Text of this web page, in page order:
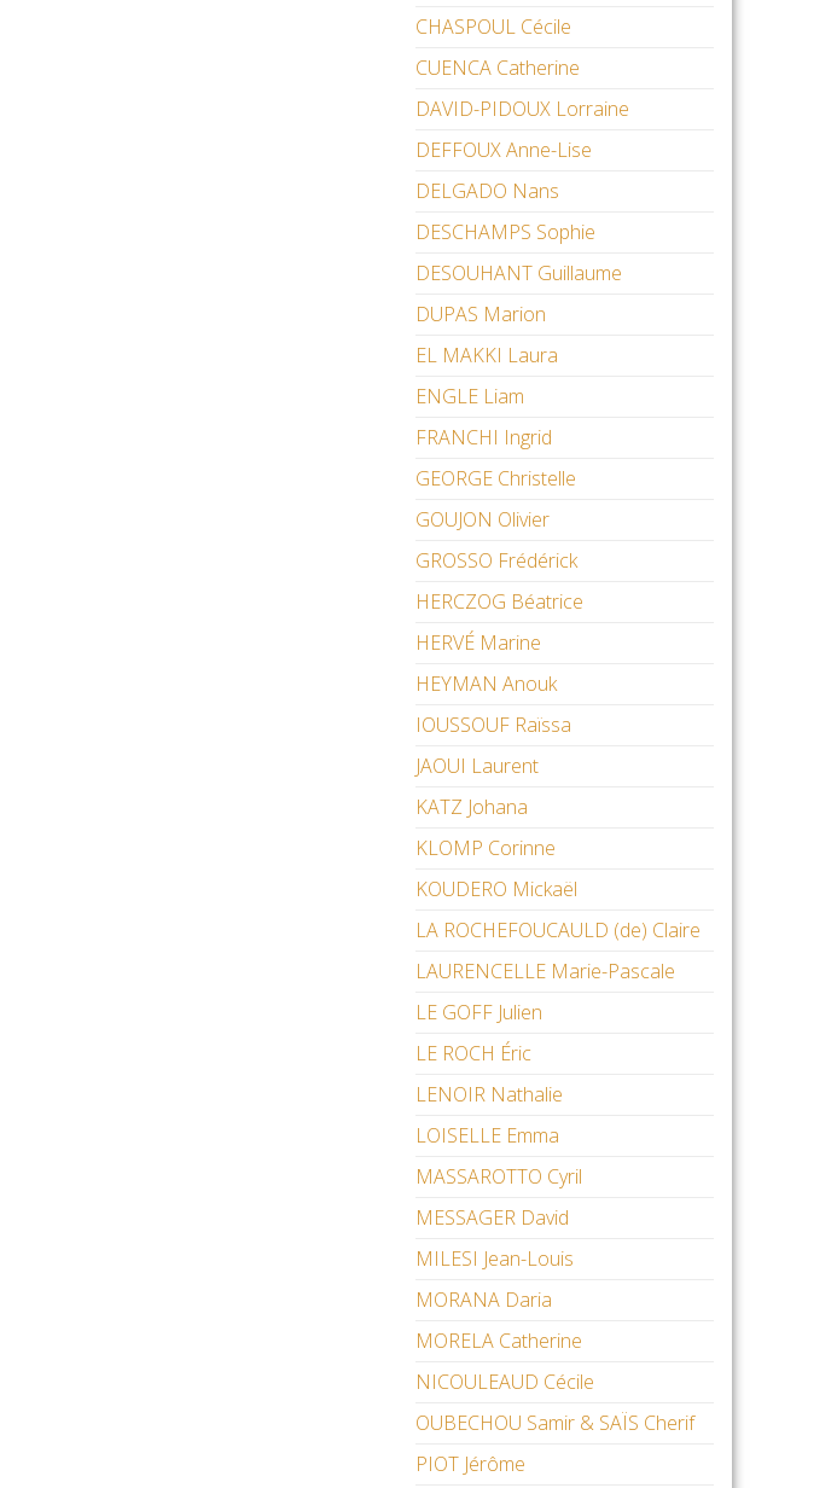
CHASPOUL Cécile
CUENCA Catherine
DAVID-PIDOUX Lorraine
DEFFOUX Anne-Lise
DELGADO Nans
DESCHAMPS Sophie
DESOUHANT Guillaume
DUPAS Marion
EL MAKKI Laura
ENGLE Liam
FRANCHI Ingrid
GEORGE Christelle
GOUJON Olivier
GROSSO Frédérick
HERCZOG Béatrice
HERVÉ Marine
HEYMAN Anouk
IOUSSOUF Raïssa
JAOUI Laurent
KATZ Johana
KLOMP Corinne
KOUDERO Mickaël
LA ROCHEFOUCAULD (de) Claire
LAURENCELLE Marie-Pascale
LE GOFF Julien
LE ROCH Éric
LENOIR Nathalie
LOISELLE Emma
MASSAROTTO Cyril
MESSAGER David
MILESI Jean-Louis
MORANA Daria
MORELA Catherine
NICOULEAUD Cécile
OUBECHOU Samir & SAÏS Cherif
PIOT Jérôme